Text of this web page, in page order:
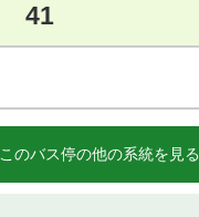
41
このバス停の他の系統を見る